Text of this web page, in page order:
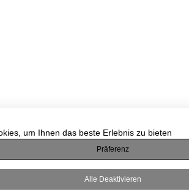
um Ihnen das beste Erlebnis zu bieten
Präferenz
Alle Deaktivieren